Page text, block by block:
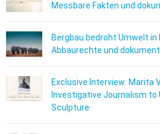
Messbare Fakten und
Bergbau bedroht Umwelt in
Abbaurechte und
Exclusive Interview: Marita
Investigative Journalism to
Sculpture